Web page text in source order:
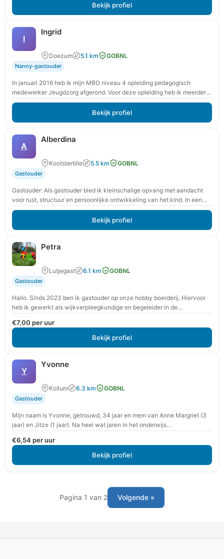
Bekijk profiel
I
Ingrid
Doezum 5.1 km GOBNL
Nanny-gastouder
In januari 2016 heb ik mijn MBO niveau 4 opleiding pedagogisch
medewerker Jeugdzorg afgerond. Voor deze opleiding heb ik meerdere
jaren stage-ervaring met kinderen met…
Bekijk profiel
A
Alberdina
Kootstertille 5.5 km GOBNL
Gastouder
Gastouder: Als gastouder bied ik kleinschalige opvang met aandacht
voor rust, structuur en persoonlijke ontwikkeling van het kind. In een
veilige en vertrouwde omgeving krijgt…
Bekijk profiel
Petra
Lutjegast 6.1 km GOBNL
Gastouder
Hallo. Sinds 2023 ben ik gastouder op onze hobby boerderij. Hiervoor
heb ik gewerkt als wijkverpleegkundige en begeleider in de
€7,00 per uur
Bekijk profiel
Y
Yvonne
Kollum 6.3 km GOBNL
Gastouder
Mijn naam is Yvonne, getrouwd, 34 jaar en mem van Anne Margriet (3
jaar) en Jitze (1 jaar). Na heel wat jaren in het onderwijs…
€6,54 per uur
Bekijk profiel
Pagina 1 van 2 Volgende »